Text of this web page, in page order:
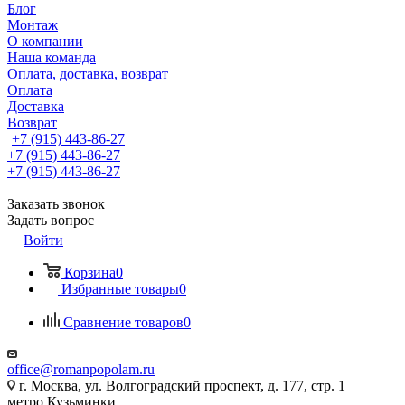
Блог
Монтаж
О компании
Наша команда
Оплата, доставка, возврат
Оплата
Доставка
Возврат
+7 (915) 443-86-27
+7 (915) 443-86-27
+7 (915) 443-86-27
Заказать звонок
Задать вопрос
Войти
Корзина0
Избранные товары0
Сравнение товаров0
office@romanpopolam.ru
г. Москва, ул. Волгоградский проспект, д. 177, стр. 1
метро Кузьминки